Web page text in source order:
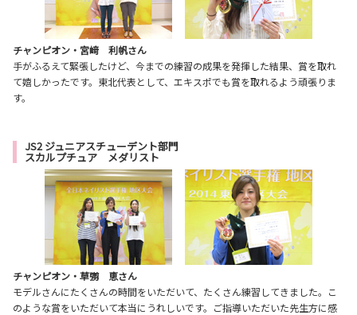
チャンピオン・宮﨑 利帆さん
手がふるえて緊張したけど、今までの練習の成果を発揮した結果、賞を取れ
て嬉しかったです。東北代表として、エキスポでも賞を取れるよう頑張りま
す。
JS2 ジュニアスチューデント部門
スカルプチュア メダリスト
チャンピオン・草彅 恵さん
モデルさんにたくさんの時間をいただいて、たくさん練習してきました。こ
のような賞をいただいて本当にうれしいです。ご指導いただいた先生方に感